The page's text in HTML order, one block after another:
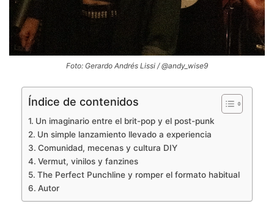
Foto: Gerardo Andrés Lissi / @andy_wise9
Índice de contenidos
Un imaginario entre el brit-pop y el post-punk
Un simple lanzamiento llevado a experiencia
Comunidad, mecenas y cultura DIY
Vermut, vinilos y fanzines
The Perfect Punchline y romper el formato habitual
Autor